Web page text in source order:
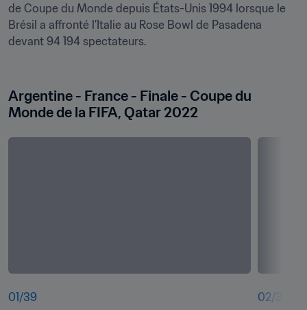
de Coupe du Monde depuis États-Unis 1994 lorsque le
Brésil a affronté l’Italie au Rose Bowl de Pasadena
devant 94 194 spectateurs.
Argentine - France - Finale - Coupe du
Monde de la FIFA, Qatar 2022
01 /39 02/39